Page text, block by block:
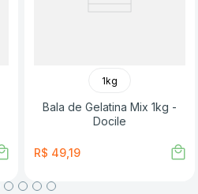
1kg
Bala de Gelatina Mix 1kg -
Docile
R$ 4919